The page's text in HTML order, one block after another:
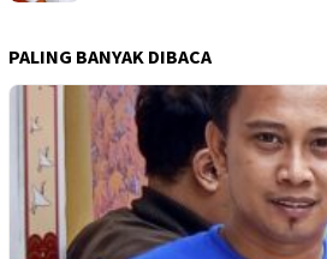
PALING BANYAK DIBACA